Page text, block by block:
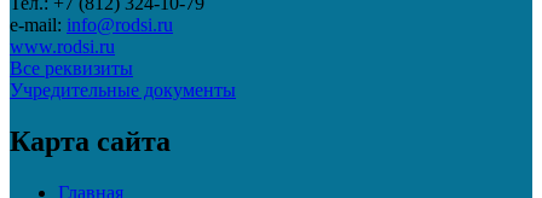
e-mail: info@rodsi.ru
www.rodsi.ru
Все реквизиты
Учредительные документы
Карта сайта
Главная